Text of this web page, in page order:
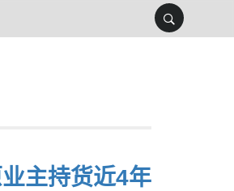
主持货近4年